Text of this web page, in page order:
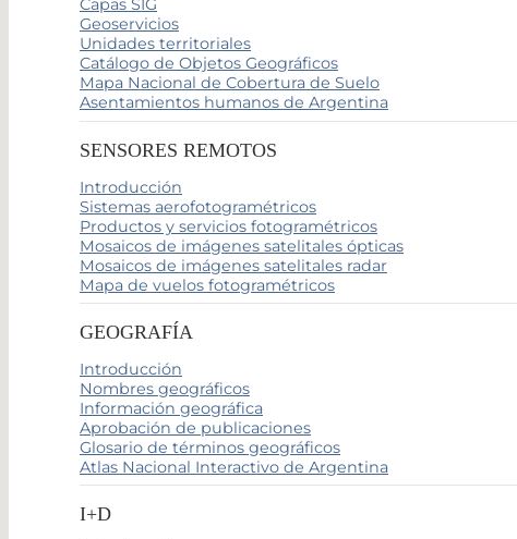
Capas SIG
Geoservicios
Unidades territoriales
Catálogo de Objetos Geográficos
Mapa Nacional de Cobertura de Suelo
Asentamientos humanos de Argentina
SENSORES REMOTOS
Introducción
Sistemas aerofotogramétricos
Productos y servicios fotogramétricos
Mosaicos de imágenes satelitales ópticas
Mosaicos de imágenes satelitales radar
Mapa de vuelos fotogramétricos
GEOGRAFÍA
Introducción
Nombres geográficos
Información geográfica
Aprobación de publicaciones
Glosario de términos geográficos
Atlas Nacional Interactivo de Argentina
I+D